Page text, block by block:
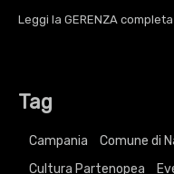
Leggi la GERENZA completa
Tag
Campania Comune di
Cultura Partenopea